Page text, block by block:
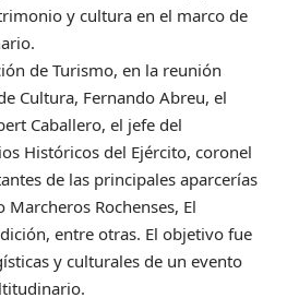
y cultura en el marco de
de Turismo, en la reunión
Cultura, Fernando Abreu, el
Caballero, el jefe del
Históricos del Ejército, coronel
de las principales aparcerías
Rochenses, El
entre otras. El objetivo fue
y culturales de un evento